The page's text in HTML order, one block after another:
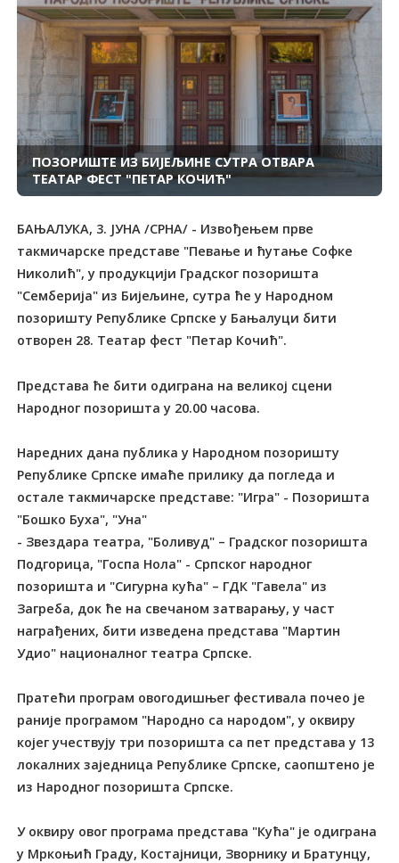
ПОЗОРИШТЕ ИЗ БИЈЕЉИНЕ СУТРА ОТВАРА
ТЕАТАР ФЕСТ "ПЕТАР КОЧИЋ"
БАЊАЛУКА, 3. ЈУНА /СРНА/ - Извођењем прве
такмичарске представе "Певање и ћутање Софке
Николић", у продукцији Градског позоришта
"Семберија" из Бијељине, сутра ће у Народном
позоришту Републике Српске у Бањалуци бити
отворен 28. Театар фест "Петар Кочић".
Представа ће бити одиграна на великој сцени
Народног позоришта у 20.00 часова.
Наредних дана публика у Народном позоришту
Републике Српске имаће прилику да погледа и
остале такмичарске представе: "Игра" - Позоришта
"Бошко Буха", "Уна"
- Звездара театра, "Боливуд" – Градског позоришта
Подгорица, "Госпа Нола" - Српског народног
позоришта и "Сигурна кућа" – ГДК "Гавела" из
Загреба, док ће на свечаном затварању, у част
награђених, бити изведена представа "Мартин
Удио" националног театра Српске.
Пратећи програм овогодишњег фестивала почео је
раније програмом "Народно са народом", у оквиру
којег учествују три позоришта са пет представа у 13
локалних заједница Републике Српске, саопштено је
из Народног позоришта Српске.
У оквиру овог програма представа "Кућа" је одиграна
у Мркоњић Граду, Костајници, Зворнику и Братунцу,